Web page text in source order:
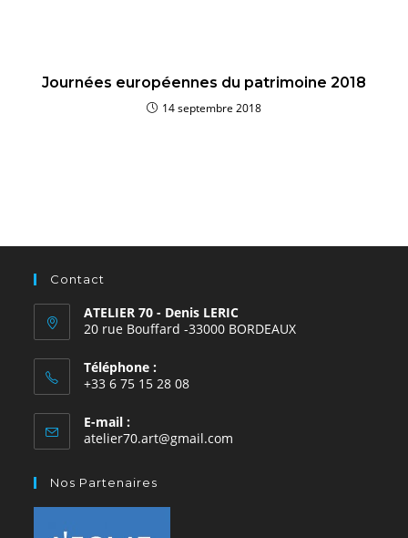
Journées européennes du patrimoine 2018
14 septembre 2018
Contact
ATELIER 70 - Denis LERIC
20 rue Bouffard -33000 BORDEAUX
Téléphone :
+33 6 75 15 28 08
E-mail :
atelier70.art@gmail.com
Nos Partenaires